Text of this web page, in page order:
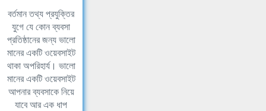
বর্তমান তথ্য প্রযুক্তির
যুগে যে কোন ব্যবসা
প্রতিষ্ঠানের জন্য ভালো
মানের একটি ওয়েবসাইট
থাকা অপরিহার্য। ভালো
মানের একটি ওয়েবসাইট
আপনার ব্যবসাকে নিয়ে
যাবে আর এক ধাপ